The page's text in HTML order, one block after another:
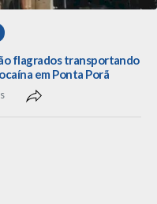
flagrados transportando
em Ponta Porã